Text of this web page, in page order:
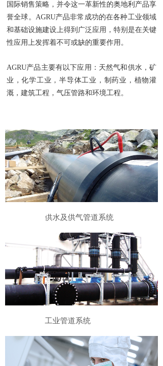
国际销售策略，并令这一革新性的奥地利产品享
誉全球。AGRU产品非常成功的在各种工业领域
和基础设施建设上得到广泛应用，特别是在关键
性应用上发挥着不可或缺的重要作用。
AGRU产品主要有以下应用：天然气和供水，矿
业，化学工业，半导体工业，制药业，植物灌
溉，建筑工程，气压管路和环境工程。
供水及供气管道系统
工业管道系统